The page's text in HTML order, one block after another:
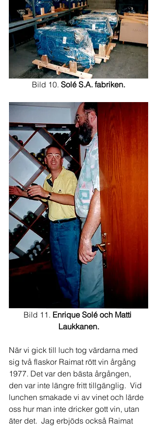
Bild 10. Solé S.A. fabriken.
Bild 11. Enrique Solé och Matti
Laukkanen.
När vi gick till luch tog värdarna med
sig två flaskor Raimat rött vin årgång
1977. Det var den bästa årgången,
den var inte längre fritt tillgänglig.  Vid
lunchen smakade vi av vinet och lärde
oss hur man inte dricker gott vin, utan
äter det.  Jag erbjöds också Raimat